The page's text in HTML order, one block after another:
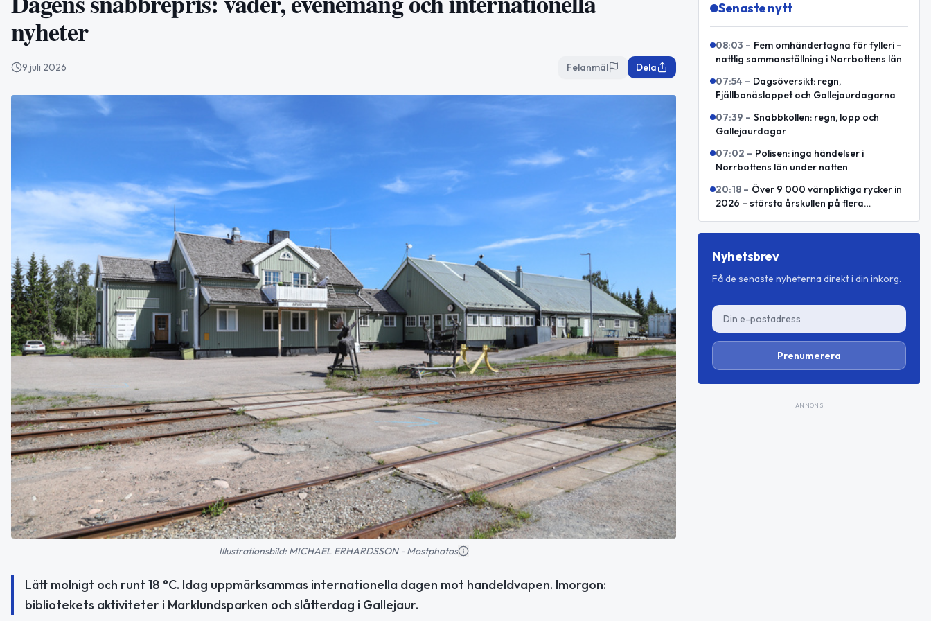
nyheter
9 juli 2026 Felanmäl Dela
Illustrationsbild: MICHAEL ERHARDSSON - Mostphotos
Lätt molnigt och runt 18 °C. Idag uppmärksammas internationella dagen mot handeldvapen. Imorgon:
bibliotekets aktiviteter i Marklundsparken och slåtterdag i Gallejaur.
Senaste nytt
08:03 – Fem omhändertagna för fylleri –
nattlig sammanställning i Norrbottens län
07:54 – Dagsöversikt: regn,
Fjällbonäsloppet och Gallejaurdagarna
07:39 – Snabbkollen: regn, lopp och
Gallejaurdagar
07:02 – Polisen: inga händelser i
Norrbottens län under natten
20:18 – Över 9 000 värnpliktiga rycker in
2026 – största årskullen på flera
Nyhetsbrev
Få de senaste nyheterna direkt i din inkorg.
Prenumerera
ANNONS